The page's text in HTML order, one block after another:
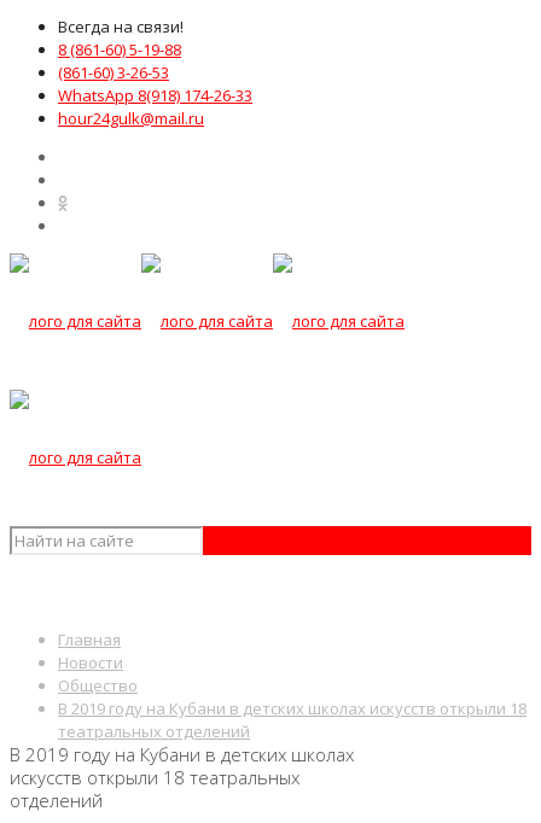
Всегда на связи!
8 (861-60) 5-19-88
(861-60) 3-26-53
WhatsApp 8(918) 174-26-33
hour24gulk@mail.ru
Главная
Новости
Общество
В 2019 году на Кубани в детских школах искусств открыли 18
театральных отделений
В 2019 году на Кубани в детских школах
искусств открыли 18 театральных
отделений